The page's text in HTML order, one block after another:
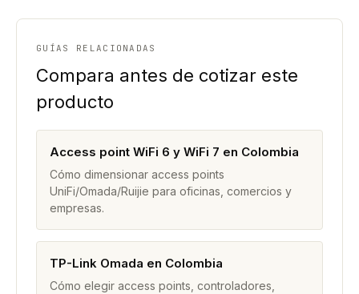
GUÍAS RELACIONADAS
Compara antes de cotizar este
producto
Access point WiFi 6 y WiFi 7 en Colombia
Cómo dimensionar access points
UniFi/Omada/Ruijie para oficinas, comercios y
empresas.
TP-Link Omada en Colombia
Cómo elegir access points, controladores,